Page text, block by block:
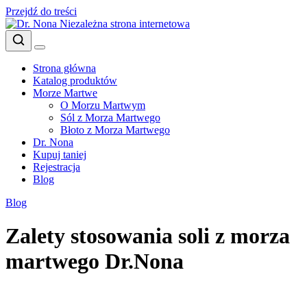
Przejdź do treści
Niezależna strona internetowa
Strona główna
Katalog produktów
Morze Martwe
O Morzu Martwym
Sól z Morza Martwego
Błoto z Morza Martwego
Dr. Nona
Kupuj taniej
Rejestracja
Blog
Blog
Zalety stosowania soli z morza
martwego Dr.Nona